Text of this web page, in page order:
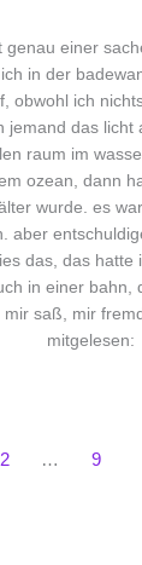
genau einer
in der
obwohl ich
jemand das licht
raum im
ozean, dann
wurde. es
aber
das, das hatte
in einer bahn,
saß, mir
mitgelesen:
2 … 9